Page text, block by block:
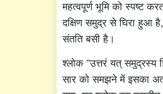
महत्वपूर्ण भूमि को स्पष्ट
दक्षिण समुद्र से घिरा हुआ
संतति बसी है।
श्लोक "उत्तरं यत् समुद्रस्य
सार को समझने में इसका